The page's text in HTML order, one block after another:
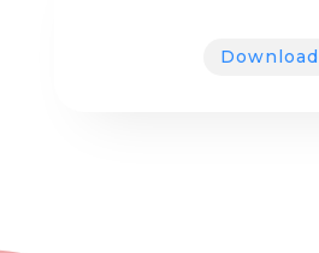
Download